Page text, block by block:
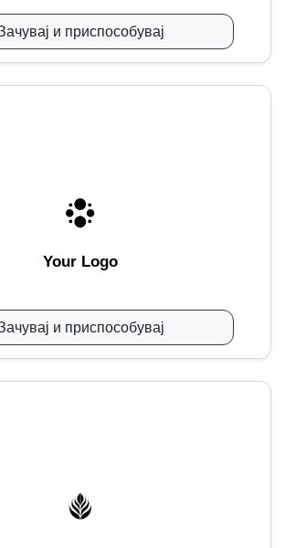
и приспособувај
Your Logo
и приспособувај